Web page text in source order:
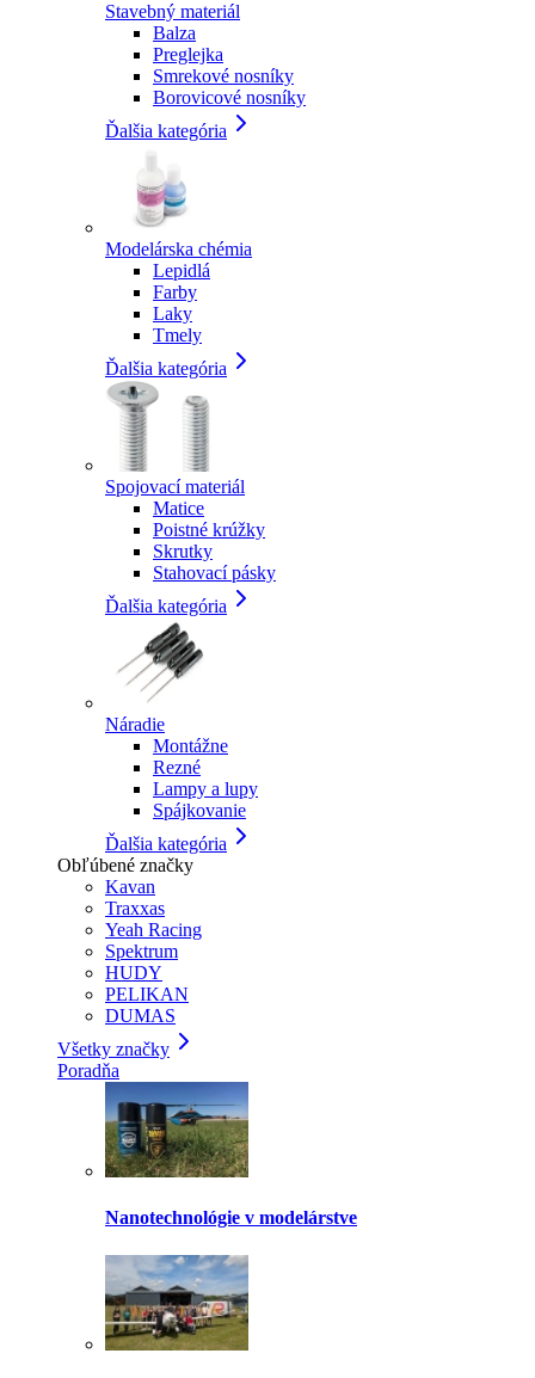
Stavebný materiál
Balza
Preglejka
Smrekové nosníky
Borovicové nosníky
Ďalšia kategória
Modelárska chémia
Lepidlá
Farby
Laky
Tmely
Ďalšia kategória
Spojovací materiál
Matice
Poistné krúžky
Skrutky
Stahovací pásky
Ďalšia kategória
Náradie
Montážne
Rezné
Lampy a lupy
Spájkovanie
Ďalšia kategória
Obľúbené značky
Kavan
Traxxas
Yeah Racing
Spektrum
HUDY
PELIKAN
DUMAS
Všetky značky
Poradňa
Nanotechnológie v modelárstve